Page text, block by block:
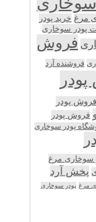
مرغ خرید پودر
پودر سوخاری
فروش
فروشنده آرد
فروش پودر
فروش پودر
پودر سوخاری
سوخاری مرغ
پخش آرد
مرغ پودر سوخاری